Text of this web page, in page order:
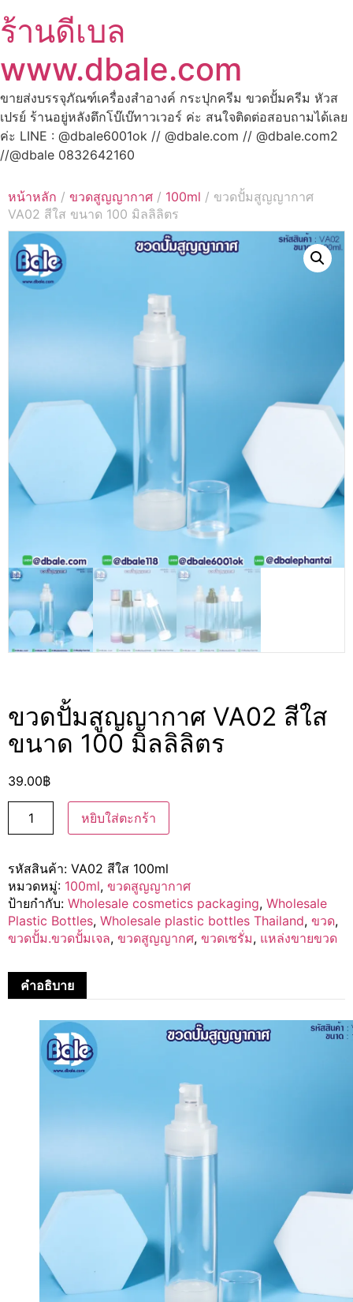
ร้านดีเบล
www.dbale.com
ขายส่งบรรจุภัณฑ์เครื่องสำอางค์ กระปุกครีม ขวดปั้มครีม หัวส
เปรย์ ร้านอยู่หลังตึกโบ๊เบ๊ทาวเวอร์ ค่ะ สนใจติดต่อสอบถามได้เลย
ค่ะ LINE : @dbale6001ok // @dbale.com // @dbale.com2
//@dbale 0832642160
หน้าหลัก / ขวดสูญญากาศ / 100ml / ขวดปั้มสูญญากาศ
VA02 สีใส ขนาด 100 มิลลิลิตร
ขวดปั้มสูญญากาศ VA02 สีใส
ขนาด 100 มิลลิลิตร
39.00฿
หยิบใส่ตะกร้า
รหัสสินค้า: VA02 สีใส 100ml
หมวดหมู่: 100ml, ขวดสูญญากาศ
ป้ายกำกับ: Wholesale cosmetics packaging, Wholesale
Plastic Bottles, Wholesale plastic bottles Thailand, ขวด,
ขวดปั้ม.ขวดปั้มเจล, ขวดสูญญากศ, ขวดเซรั่ม, แหล่งขายขวด
คำอธิบาย